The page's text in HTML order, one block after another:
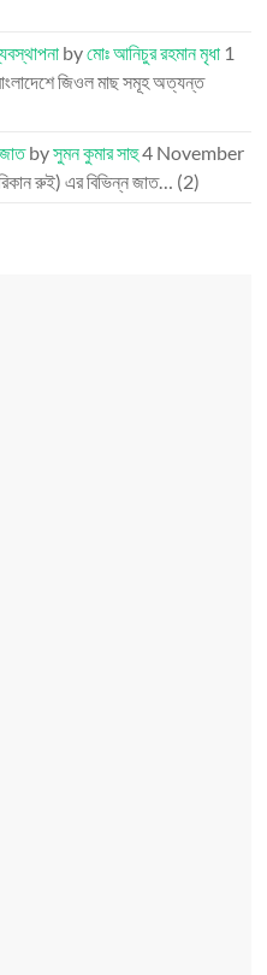
byমোঃ আনিচুর রহমান মৃধা 1
জিওল মাছ সমূহ অত্যন্ত
byসুমন কুমার সাহু4 November
রুই) এর বিভিন্ন জাত… (2)